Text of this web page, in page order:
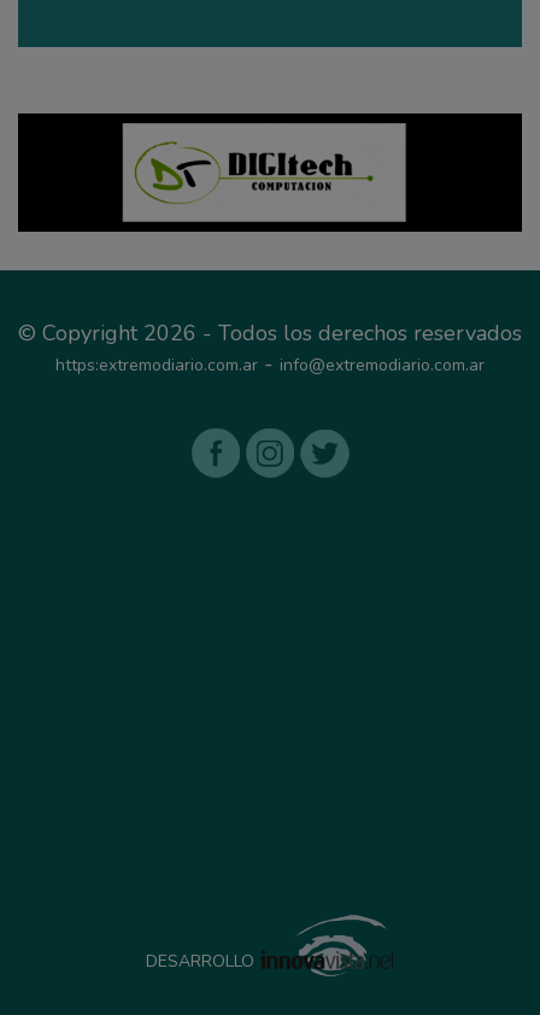
© Copyright 2026 - Todos los derechos reservados
https:extremodiario.com.ar - info@extremodiario.com.ar
DESARROLLO